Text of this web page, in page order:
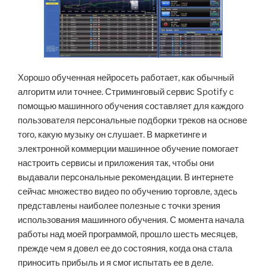
Хорошо обученная нейросеть работает, как обычный
алгоритм или точнее. Стриминговый сервис Spotify с
помощью машинного обучения составляет для каждого
пользователя персональные подборки треков на основе
того, какую музыку он слушает. В маркетинге и
электронной коммерции машинное обучение помогает
настроить сервисы и приложения так, чтобы они
выдавали персональные рекомендации. В интернете
сейчас множество видео по обучению торговле, здесь
представлены наиболее полезные с точки зрения
использования машинного обучения. С момента начала
работы над моей программой, прошло шесть месяцев,
прежде чем я довел ее до состояния, когда она стала
приносить прибыль и я смог испытать ее в деле.